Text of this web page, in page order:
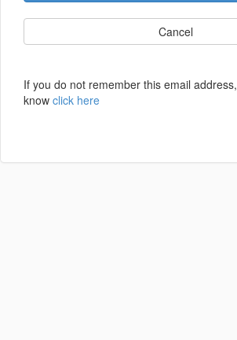
Cancel
If you do not remember this email
know click here